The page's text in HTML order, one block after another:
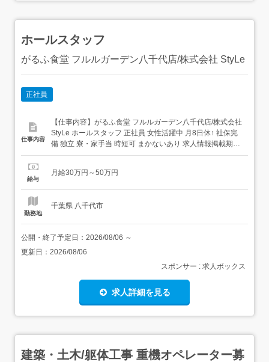
ホールスタッフ
がるふ食堂 フルルガーデン八千代店/株式会社 StyLe
正社員
仕事内容
【仕事内容】がるふ食堂 フルルガーデン八千代店/株式会社
StyLe ホールスタッフ 正社員 女性活躍中 月8日休↑ 社保完
備 独立 寮・家⼿当 時短可 まかないあり 求人情報掲載期
間:2026/07/23～2026/08/27 求人情報 店舗の特徴 昇給年12
給与
月給30万円～50万円
勤務地
千葉県 八千代市
公開・終了予定日： 2026/08/06 ～
更新日： 2026/08/06
スポンサー : 求人ボックス
求人詳細を見る
建築・土木/躯体工事 重機オペレーター募